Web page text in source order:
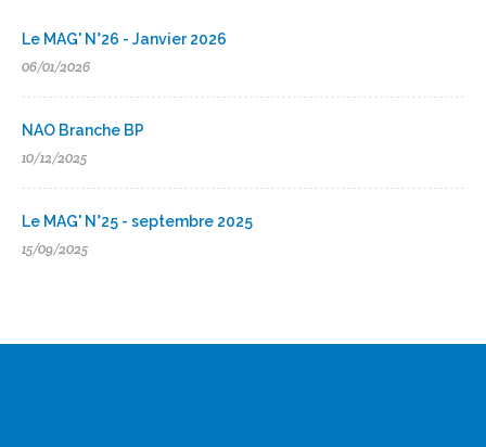
Le MAG' N°26 - Janvier 2026
06/01/2026
NAO Branche BP
10/12/2025
Le MAG' N°25 - septembre 2025
15/09/2025